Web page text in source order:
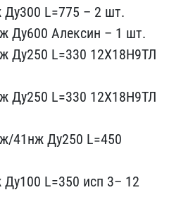
L=775 – 2 шт.
Ду60​0 Алексин – 1 шт.
Ду250 L=​330 12Х18Н9ТЛ
Ду250 L=330 12Х18Н9ТЛ
41нж Ду250 L=​450
L=350 исп 3– 12